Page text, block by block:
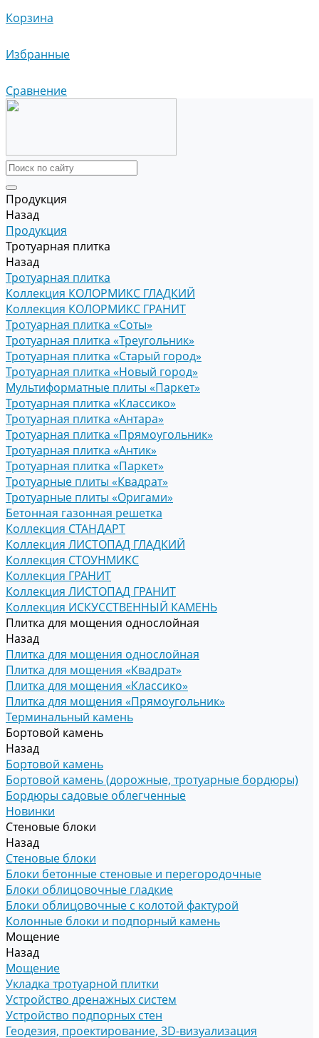
Корзина
Избранные
Сравнение
Продукция
Назад
Продукция
Тротуарная плитка
Назад
Тротуарная плитка
Коллекция КОЛОРМИКС ГЛАДКИЙ
Коллекция КОЛОРМИКС ГРАНИТ
Тротуарная плитка «Соты»
Тротуарная плитка «Треугольник»
Тротуарная плитка «Старый город»
Тротуарная плитка «Новый город»
Мультиформатные плиты «Паркет»
Тротуарная плитка «Классико»
Тротуарная плитка «Антара»
Тротуарная плитка «Прямоугольник»
Тротуарная плитка «Антик»
Тротуарная плитка «Паркет»
Тротуарные плиты «Квадрат»
Тротуарные плиты «Оригами»
Бетонная газонная решетка
Коллекция СТАНДАРТ
Коллекция ЛИСТОПАД ГЛАДКИЙ
Коллекция СТОУНМИКС
Коллекция ГРАНИТ
Коллекция ЛИСТОПАД ГРАНИТ
Коллекция ИСКУССТВЕННЫЙ КАМЕНЬ
Плитка для мощения однослойная
Назад
Плитка для мощения однослойная
Плитка для мощения «Квадрат»
Плитка для мощения «Классико»
Плитка для мощения «Прямоугольник»
Терминальный камень
Бортовой камень
Назад
Бортовой камень
Бортовой камень (дорожные, тротуарные бордюры)
Бордюры садовые облегченные
Новинки
Стеновые блоки
Назад
Стеновые блоки
Блоки бетонные стеновые и перегородочные
Блоки облицовочные гладкие
Блоки облицовочные с колотой фактурой
Колонные блоки и подпорный камень
Мощение
Назад
Мощение
Укладка тротуарной плитки
Устройство дренажных систем
Устройство подпорных стен
Геодезия, проектирование, 3D-визуализация